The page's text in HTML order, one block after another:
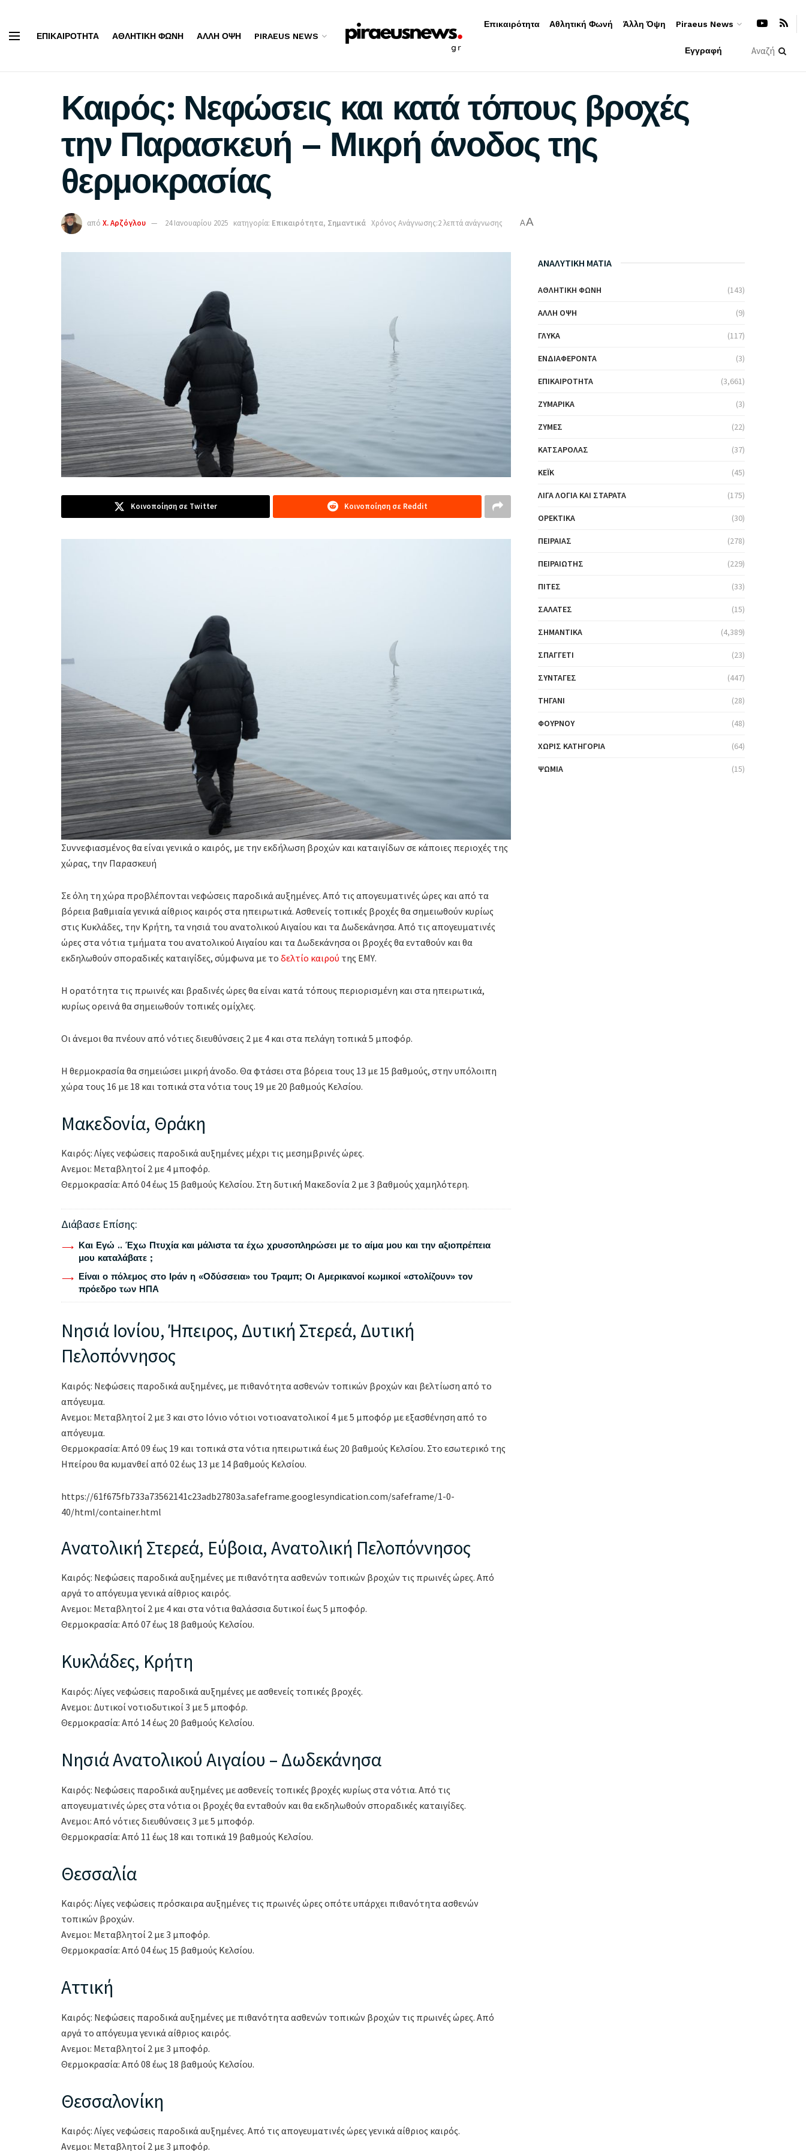
ΕΠΙΚΑΙΡΌΤΗΤΑ ΑΘΛΗΤΙΚΉ ΦΩΝΉ ΆΛΛΗ ΌΨΗ PIRAEUS NEWS
Επικαιρότητα Αθλητική Φωνή Άλλη Όψη Piraeus News
Εγγραφή
Καιρός: Νεφώσεις και κατά τόπους βροχές
την Παρασκευή – Μικρή άνοδος της
θερμοκρασίας
από Χ. Αρζόγλου 24 Ιανουαρίου 2025 κατηγορία: Επικαιρότητα, Σημαντικά Χρόνος Ανάγνωσης:2 λεπτά ανάγνωσης AA
Κοινοποίηση σε Twitter Κοινοποίηση σε Reddit
Συννεφιασμένος θα είναι γενικά ο καιρός, με την εκδήλωση βροχών και καταιγίδων σε κάποιες περιοχές της
χώρας, την Παρασκευή
Σε όλη τη χώρα προβλέπονται νεφώσεις παροδικά αυξημένες. Από τις απογευματινές ώρες και από τα
βόρεια βαθμιαία γενικά αίθριος καιρός στα ηπειρωτικά. Ασθενείς τοπικές βροχές θα σημειωθούν κυρίως
στις Κυκλάδες, την Κρήτη, τα νησιά του ανατολικού Αιγαίου και τα Δωδεκάνησα. Από τις απογευματινές
ώρες στα νότια τμήματα του ανατολικού Αιγαίου και τα Δωδεκάνησα οι βροχές θα ενταθούν και θα
εκδηλωθούν σποραδικές καταιγίδες, σύμφωνα με το δελτίο καιρού της ΕΜΥ.
Η ορατότητα τις πρωινές και βραδινές ώρες θα είναι κατά τόπους περιορισμένη και στα ηπειρωτικά,
κυρίως ορεινά θα σημειωθούν τοπικές ομίχλες.
Οι άνεμοι θα πνέουν από νότιες διευθύνσεις 2 με 4 και στα πελάγη τοπικά 5 μποφόρ.
Η θερμοκρασία θα σημειώσει μικρή άνοδο. Θα φτάσει στα βόρεια τους 13 με 15 βαθμούς, στην υπόλοιπη
χώρα τους 16 με 18 και τοπικά στα νότια τους 19 με 20 βαθμούς Κελσίου.
Μακεδονία, Θράκη
Καιρός: Λίγες νεφώσεις παροδικά αυξημένες μέχρι τις μεσημβρινές ώρες.
Ανεμοι: Μεταβλητοί 2 με 4 μποφόρ.
Θερμοκρασία: Από 04 έως 15 βαθμούς Κελσίου. Στη δυτική Μακεδονία 2 με 3 βαθμούς χαμηλότερη.
Διάβασε Επίσης:
Και Εγώ .. Έχω Πτυχία και μάλιστα τα έχω χρυσοπληρώσει με το αίμα μου και την αξιοπρέπεια
μου καταλάβατε ;
Είναι ο πόλεμος στο Ιράν η «Οδύσσεια» του Τραμπ; Οι Αμερικανοί κωμικοί «στολίζουν» τον
πρόεδρο των ΗΠΑ
Νησιά Ιονίου, Ήπειρος, Δυτική Στερεά, Δυτική
Πελοπόννησος
Καιρός: Νεφώσεις παροδικά αυξημένες, με πιθανότητα ασθενών τοπικών βροχών και βελτίωση από το
απόγευμα.
Ανεμοι: Μεταβλητοί 2 με 3 και στο Ιόνιο νότιοι νοτιοανατολικοί 4 με 5 μποφόρ με εξασθένηση από το
απόγευμα.
Θερμοκρασία: Από 09 έως 19 και τοπικά στα νότια ηπειρωτικά έως 20 βαθμούς Κελσίου. Στο εσωτερικό της
Ηπείρου θα κυμανθεί από 02 έως 13 με 14 βαθμούς Κελσίου.
https://61f675fb733a73562141c23adb27803a.safeframe.googlesyndication.com/safeframe/1-0-
40/html/container.html
Ανατολική Στερεά, Εύβοια, Ανατολική Πελοπόννησος
Καιρός: Νεφώσεις παροδικά αυξημένες με πιθανότητα ασθενών τοπικών βροχών τις πρωινές ώρες. Από
αργά το απόγευμα γενικά αίθριος καιρός.
Ανεμοι: Μεταβλητοί 2 με 4 και στα νότια θαλάσσια δυτικοί έως 5 μποφόρ.
Θερμοκρασία: Από 07 έως 18 βαθμούς Κελσίου.
Κυκλάδες, Κρήτη
Καιρός: Λίγες νεφώσεις παροδικά αυξημένες με ασθενείς τοπικές βροχές.
Ανεμοι: Δυτικοί νοτιοδυτικοί 3 με 5 μποφόρ.
Θερμοκρασία: Από 14 έως 20 βαθμούς Κελσίου.
Νησιά Ανατολικού Αιγαίου – Δωδεκάνησα
Καιρός: Νεφώσεις παροδικά αυξημένες με ασθενείς τοπικές βροχές κυρίως στα νότια. Από τις
απογευματινές ώρες στα νότια οι βροχές θα ενταθούν και θα εκδηλωθούν σποραδικές καταιγίδες.
Ανεμοι: Από νότιες διευθύνσεις 3 με 5 μποφόρ.
Θερμοκρασία: Από 11 έως 18 και τοπικά 19 βαθμούς Κελσίου.
Θεσσαλία
Καιρός: Λίγες νεφώσεις πρόσκαιρα αυξημένες τις πρωινές ώρες οπότε υπάρχει πιθανότητα ασθενών
τοπικών βροχών.
Ανεμοι: Μεταβλητοί 2 με 3 μποφόρ.
Θερμοκρασία: Από 04 έως 15 βαθμούς Κελσίου.
Αττική
Καιρός: Νεφώσεις παροδικά αυξημένες με πιθανότητα ασθενών τοπικών βροχών τις πρωινές ώρες. Από
αργά το απόγευμα γενικά αίθριος καιρός.
Ανεμοι: Μεταβλητοί 2 με 3 μποφόρ.
Θερμοκρασία: Από 08 έως 18 βαθμούς Κελσίου.
Θεσσαλονίκη
Καιρός: Λίγες νεφώσεις παροδικά αυξημένες. Από τις απογευματινές ώρες γενικά αίθριος καιρός.
Ανεμοι: Μεταβλητοί 2 με 3 μποφόρ.
ΑΝΑΛΥΤΙΚΗ ΜΑΤΙΑ
ΑΘΛΗΤΙΚΉ ΦΩΝΉ (143)
ΆΛΛΗ ΌΨΗ (9)
ΓΛΥΚΆ (117)
ΕΝΔΙΑΦΈΡΟΝΤΑ (3)
ΕΠΙΚΑΙΡΌΤΗΤΑ (3,661)
ΖΥΜΑΡΙΚΆ (3)
ΖΎΜΕΣ (22)
ΚΑΤΣΑΡΌΛΑΣ (37)
ΚΈΙΚ (45)
ΛΊΓΑ ΛΌΓΙΑ ΚΑΙ ΣΤΑΡΆΤΑ (175)
ΟΡΕΚΤΙΚΆ (30)
ΠΕΙΡΑΙΆΣ (278)
ΠΕΙΡΑΙΏΤΗΣ (229)
ΠΊΤΕΣ (33)
ΣΑΛΆΤΕΣ (15)
ΣΗΜΑΝΤΙΚΆ (4,389)
ΣΠΑΓΓΈΤΙ (23)
ΣΥΝΤΑΓΈΣ (447)
ΤΗΓΆΝΙ (28)
ΦΟΎΡΝΟΥ (48)
ΧΩΡΊΣ ΚΑΤΗΓΟΡΊΑ (64)
ΨΩΜΙΆ (15)